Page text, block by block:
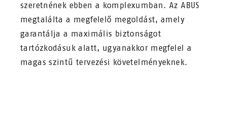
szeretnének ebben a komplexumban. Az ABUS
megtalálta a megfelelő megoldást, amely
garantálja a maximális biztonságot
tartózkodásuk alatt, ugyanakkor megfelel a
magas szintű tervezési követelményeknek.